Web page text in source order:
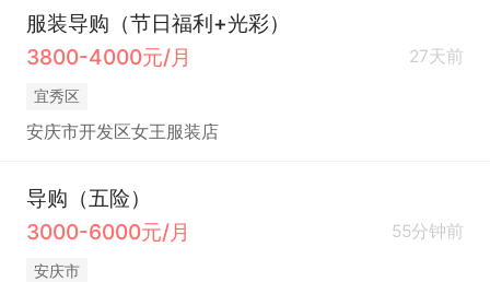
服装导购（节日福利+光彩）
3800-4000元/月
27天前
宜秀区
安庆市开发区女王服装店
导购（五险）
3000-6000元/月
55分钟前
安庆市